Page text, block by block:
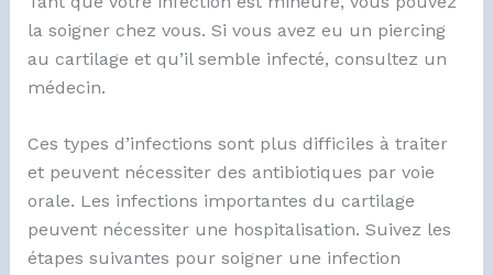
la soigner chez vous. Si vous avez eu un piercing
au cartilage et qu’il semble infecté, consultez un
médecin.
Ces types d’infections sont plus difficiles à traiter
et peuvent nécessiter des antibiotiques par voie
orale. Les infections importantes du cartilage
peuvent nécessiter une hospitalisation. Suivez les
étapes suivantes pour soigner une infection